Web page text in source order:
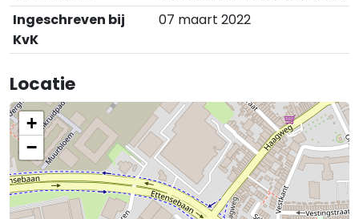
Ingeschreven bij
KvK
07 maart 2022
Locatie
+
−